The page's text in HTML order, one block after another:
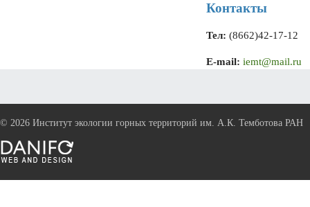
Контакты
Тел: (8662)42-17-12
E-mail: iemt@mail.ru
© 2026 Институт экологии горных территорий им. А.К. Темботова РАН